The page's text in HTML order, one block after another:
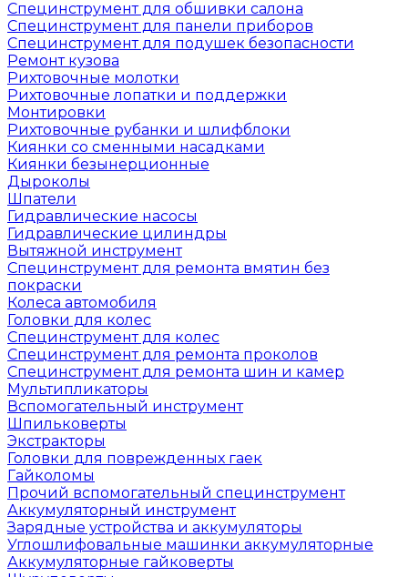
Специнструмент для обшивки салона
Специнструмент для панели приборов
Специнструмент для подушек безопасности
Ремонт кузова
Рихтовочные молотки
Рихтовочные лопатки и поддержки
Монтировки
Рихтовочные рубанки и шлифблоки
Киянки со сменными насадками
Киянки безынерционные
Дыроколы
Шпатели
Гидравлические насосы
Гидравлические цилиндры
Вытяжной инструмент
Специнструмент для ремонта вмятин без
покраски
Колеса автомобиля
Головки для колес
Специнструмент для колес
Специнструмент для ремонта проколов
Специнструмент для ремонта шин и камер
Мультипликаторы
Вспомогательный инструмент
Шпильковерты
Экстракторы
Головки для поврежденных гаек
Гайколомы
Прочий вспомогательный специнструмент
Аккумуляторный инструмент
Зарядные устройства и аккумуляторы
Углошлифовальные машинки аккумуляторные
Аккумуляторные гайковерты